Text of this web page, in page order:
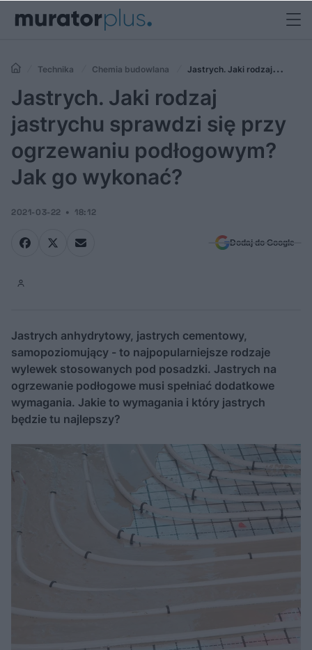
Technika Chemia budowlana
Jastrych. Jaki rodzaj
jastrychu sprawdzi się przy ogrzewaniu podłogowym? Jak go
wykonać?
Jastrych. Jaki rodzaj
jastrychu sprawdzi się przy
ogrzewaniu podłogowym?
Jak go wykonać?
2021-03-22 18:12
Dodaj do Google
Jastrych anhydrytowy, jastrych cementowy,
samopoziomujący - to najpopularniejsze rodzaje
wylewek stosowanych pod posadzki. Jastrych na
ogrzewanie podłogowe musi spełniać dodatkowe
wymagania. Jakie to wymagania i który jastrych
będzie tu najlepszy?